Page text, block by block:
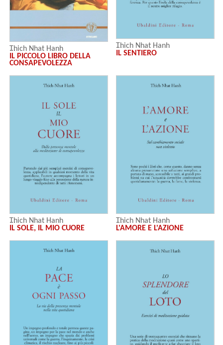
Thich Nhat Hanh
IL PICCOLO LIBRO DELLA
CONSAPEVOLEZZA
Thich Nhat Hanh
IL SENTIERO
Thich Nhat Hanh
IL SOLE, IL MIO CUORE
Thich Nhat Hanh
L'AMORE E L'AZIONE